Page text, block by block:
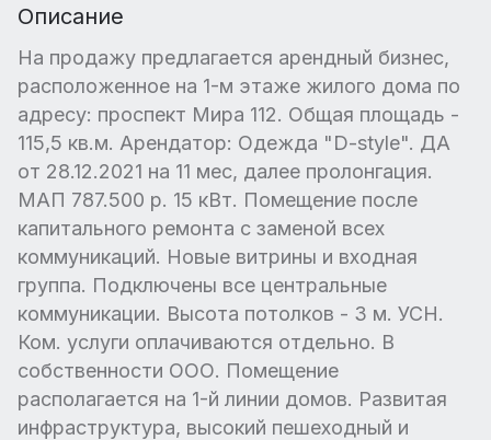
Описание
На продажу предлагается арендный бизнес,
расположенное на 1-м этаже жилого дома по
адресу: проспект Мира 112. Общая площадь -
115,5 кв.м. Арендатор: Одежда "D-style". ДА
от 28.12.2021 на 11 мес, далее пролонгация.
МАП 787.500 р. 15 кВт. Помещение после
капитального ремонта с заменой всех
коммуникаций. Новые витрины и входная
группа. Подключены все центральные
коммуникации. Высота потолков - 3 м. УСН.
Ком. услуги оплачиваются отдельно. В
собственности ООО. Помещение
располагается на 1-й линии домов. Развитая
инфраструктура, высокий пешеходный и